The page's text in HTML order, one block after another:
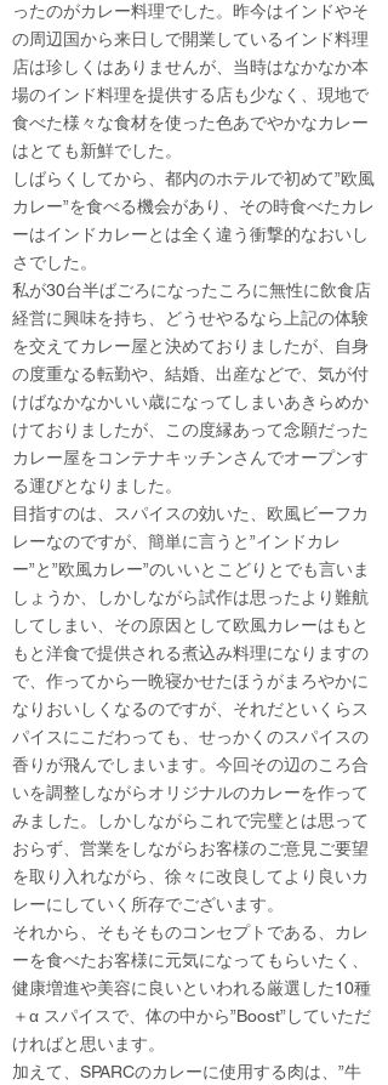
ったのがカレー料理でした。昨今はインドやそ
の周辺国から来日しで開業しているインド料理
店は珍しくはありませんが、当時はなかなか本
場のインド料理を提供する店も少なく、現地で
食べた様々な食材を使った色あでやかなカレー
はとても新鮮でした。
しばらくしてから、都内のホテルで初めて”欧風
カレー”を食べる機会があり、その時食べたカレ
ーはインドカレーとは全く違う衝撃的なおいし
さでした。
私が30台半ばごろになったころに無性に飲食店
経営に興味を持ち、どうせやるなら上記の体験
を交えてカレー屋と決めておりましたが、自身
の度重なる転勤や、結婚、出産などで、気が付
けばなかなかいい歳になってしまいあきらめか
けておりましたが、この度縁あって念願だった
カレー屋をコンテナキッチンさんでオープンす
る運びとなりました。
目指すのは、スパイスの効いた、欧風ビーフカ
レーなのですが、簡単に言うと”インドカレ
ー”と”欧風カレー”のいいとこどりとでも言いま
しょうか、しかしながら試作は思ったより難航
してしまい、その原因として欧風カレーはもと
もと洋食で提供される煮込み料理になりますの
で、作ってから一晩寝かせたほうがまろやかに
なりおいしくなるのですが、それだといくらス
パイスにこだわっても、せっかくのスパイスの
香りが飛んでしまいます。今回その辺のころ合
いを調整しながらオリジナルのカレーを作って
みました。しかしながらこれで完璧とは思って
おらず、営業をしながらお客様のご意見ご要望
を取り入れながら、徐々に改良してより良いカ
レーにしていく所存でございます。
​それから、そもそものコンセプトである、カレ
ーを食べたお客様に元気になってもらいたく、
健康増進や美容に良いといわれる厳選した10種
＋α スパイスで、体の中から”Boost”していただ
ければと思います。
加えて、SPARCのカレーに使用する肉は、”牛